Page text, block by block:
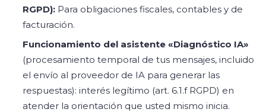
RGPD):Para obligaciones fiscales, contables y de
facturación.
Funcionamiento del asistente «Diagnóstico IA»
(procesamiento temporal de tus mensajes, incluido
el envío al proveedor de IA para generar las
respuestas): interés legítimo (art. 6.1.f RGPD) en
atender la orientación que usted mismo inicia.